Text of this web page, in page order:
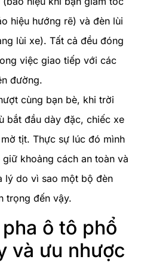
hiệu hướng rẽ) và đèn lùi
lùi xe). Tất cả đều đóng
việc giao tiếp với các
đường.
cùng bạn bè, khi trời
bắt đầu dày đặc, chiếc xe
tịt. Thực sự lúc đó mình
khoảng cách an toàn và
lý do vì sao một bộ đèn
trọng đến vậy.
ô tô phổ
và ưu nhược